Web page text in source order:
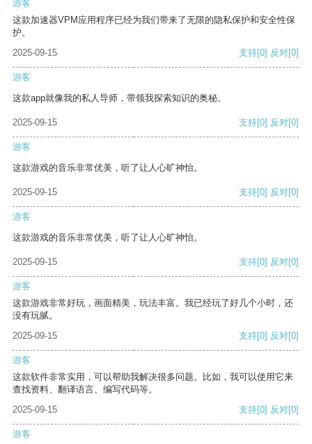
游客
这款加速器VPM应用程序已经为我们带来了无限的隐私保护和安全性保
护。
2025-09-15
支持[0] 反对[0]
游客
这款app就像我的私人导师，带领我探索知识的奥秘。
2025-09-15 支持[0] 反对[0]
游客
这款游戏的音乐非常优美，听了让人心旷神怡。
2025-09-15 支持[0] 反对[0]
游客
这款游戏的音乐非常优美，听了让人心旷神怡。
2025-09-15 支持[0] 反对[0]
游客
这款游戏非常好玩，画面精美，玩法丰富。我已经玩了好几个小时，还
没有玩腻。
2025-09-15
支持[0] 反对[0]
游客
这款软件非常实用，可以帮助我解决很多问题。比如，我可以使用它来
查找资料、翻译语言、编写代码等。
2025-09-15
支持[0] 反对[0]
游客